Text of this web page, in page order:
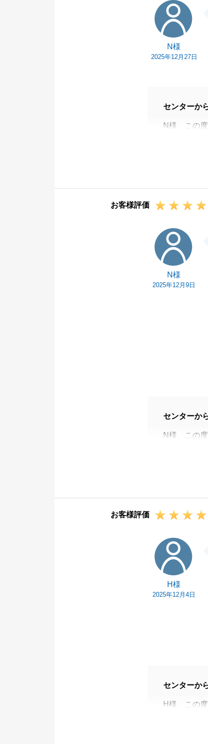
N様
2025年12月27日
センターか
N様、この
遠方の不動
今後とも、
お客様評価
N様
2025年12月9日
センターか
N様、この
いつも迅速
今後ともお
お客様評価
H様
2025年12月4日
センターか
H様、この
また、いつ